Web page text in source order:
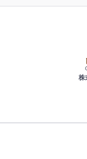
【栃木県】ビジネス
【宮崎県】ビジネス
せを頂きました。あ
2026年8月6日 11:47
【北海道】ビジネス
【秋田県】ビジネス
株